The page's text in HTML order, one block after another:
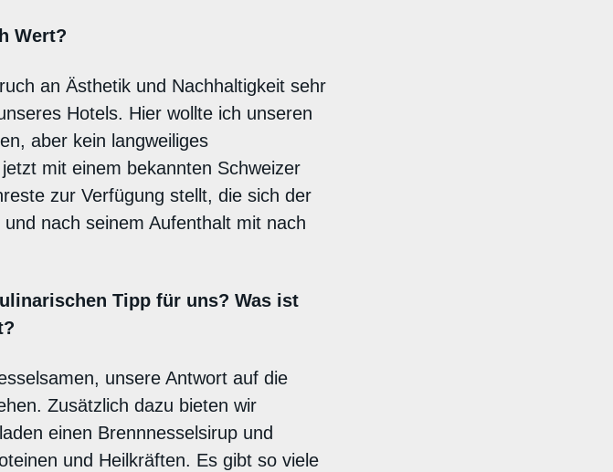
Wert?
an Ästhetik und Nachhaltigkeit sehr
Hotels. Hier wollte ich unseren
aber kein langweiliges
mit einem bekannten Schweizer
zur Verfügung stellt, die sich der
nach seinem Aufenthalt mit nach
Tipp für uns? Was ist
unsere Antwort auf die
Zusätzlich dazu bieten wir
einen Brennnesselsirup und
und Heilkräften. Es gibt so viele